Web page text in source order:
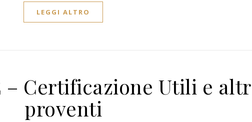
LEGGI ALTRO
– Certificazione Utili e
proventi